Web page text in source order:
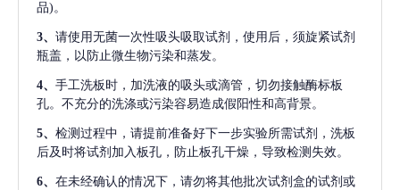
品)。
3、 请使用无菌一次性吸头吸取试剂，使用后，须旋紧试剂
瓶盖，以防止微生物污染和蒸发。
4、 手工洗板时，加洗液的吸头或滴管，切勿接触酶标板
孔。不充分的洗涤或污染容易造成假阳性和高背景。
5、 检测过程中，请提前准备好下一步实验所需试剂，洗板
后及时将试剂加入板孔，防止板孔干燥，导致检测失效。
6、 在未经确认的情况下，请勿将其他批次试剂盒的试剂或